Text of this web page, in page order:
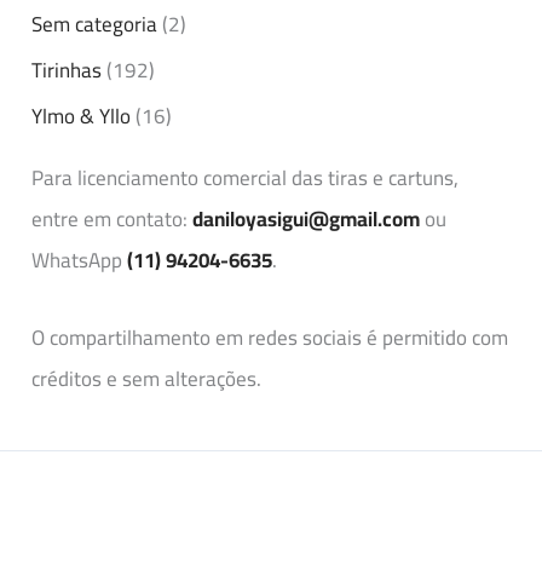
Sem categoria(2)
Tirinhas(192)
Ylmo & Yllo(16)
Para licenciamento comercial das tiras e cartuns,
entre em contato:daniloyasigui@gmail.comou
WhatsApp(11) 94204-6635.
O compartilhamento em redes sociais é permitido com
créditos e sem alterações.